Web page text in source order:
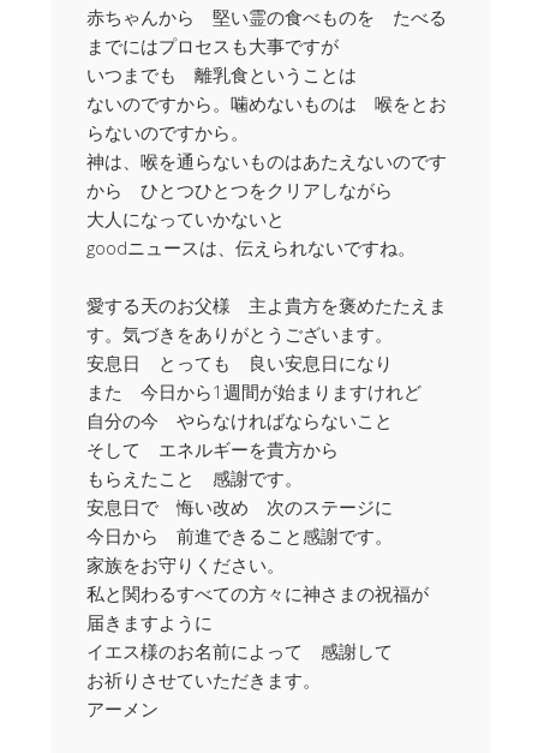
赤ちゃんから 堅い霊の食べものを たべる
までにはプロセスも大事ですが
いつまでも 離乳食ということは
ないのですから。噛めないものは 喉をとお
らないのですから。
神は、喉を通らないものはあたえないのです
から ひとつひとつをクリアしながら
大人になっていかないと
goodニュースは、伝えられないですね。
愛する天のお父様 主よ貴方を褒めたたえま
す。気づきをありがとうございます。
安息日 とっても 良い安息日になり
また 今日から1週間が始まりますけれど
自分の今 やらなければならないこと
そして エネルギーを貴方から
もらえたこと 感謝です。
安息日で 悔い改め 次のステージに
今日から 前進できること感謝です。
家族をお守りください。
私と関わるすべての方々に神さまの祝福が
届きますように
イエス様のお名前によって 感謝して
お祈りさせていただきます。
アーメン